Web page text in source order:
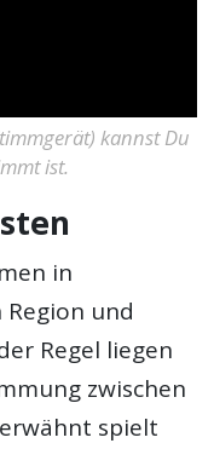
kannst Du
ist.
in
und
Regel liegen
zwischen
spielt